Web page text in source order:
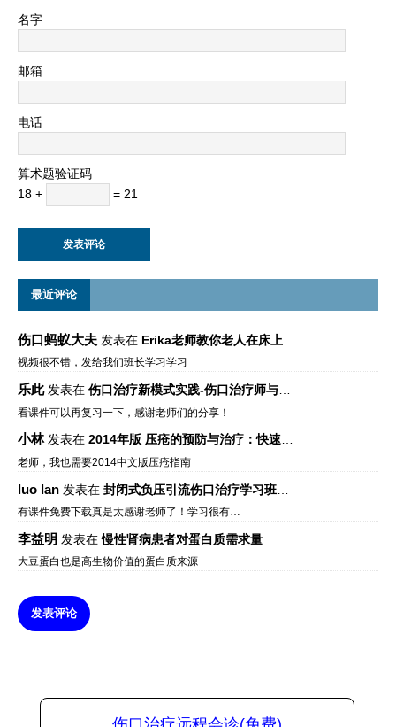
名字
邮箱
电话
算术题验证码
18 +
= 21
最近评论
伤口蚂蚁大夫 发表在 Erika老师教你老人在床上如何左右翻身
视频很不错，发给我们班长学习学习
乐此发表在 伤口治疗新模式实践-伤口治疗师与伤口专科
看课件可以再复习一下，感谢老师们的分享！
小林发表在 2014年版 压疮的预防与治疗：快速参考指南 – 中文版、英文版、芬兰语版、葡萄牙语版
老师，我也需要2014中文版压疮指南
luo lan 发表在 封闭式负压引流伤口治疗学习班课件资料免费下载
有课件免费下载真是太感谢老师了！学习很有…
李益明 发表在慢性肾病患者对蛋白质需求量
大豆蛋白也是高生物价值的蛋白质来源
发表评论